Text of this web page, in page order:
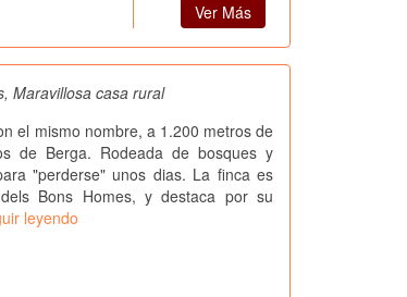
Ver Más
Maravillosa casa rural
el mismo nombre, a 1.200 metros de
de Berga. Rodeada de bosques y
"perderse" unos dias. La finca es
Bons Homes, y destaca por su
leyendo